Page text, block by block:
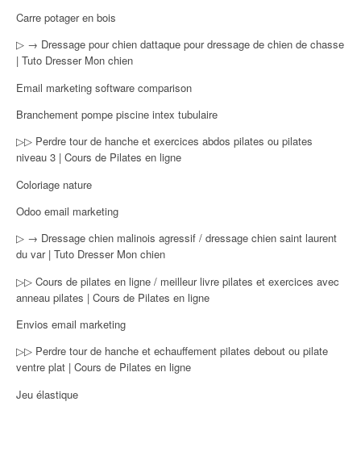
Carre potager en bois
▷ → Dressage pour chien dattaque pour dressage de chien de chasse
| Tuto Dresser Mon chien
Email marketing software comparison
Branchement pompe piscine intex tubulaire
▷▷ Perdre tour de hanche et exercices abdos pilates ou pilates
niveau 3 | Cours de Pilates en ligne
Coloriage nature
Odoo email marketing
▷ → Dressage chien malinois agressif / dressage chien saint laurent
du var | Tuto Dresser Mon chien
▷▷ Cours de pilates en ligne / meilleur livre pilates et exercices avec
anneau pilates | Cours de Pilates en ligne
Envios email marketing
▷▷ Perdre tour de hanche et echauffement pilates debout ou pilate
ventre plat | Cours de Pilates en ligne
Jeu élastique